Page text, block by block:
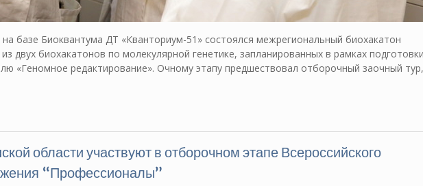
базе Биоквантума ДТ «Кванториум-51» состоялся межрегиональный биохакатон
двух биохакатонов по молекулярной генетике, запланированных в рамках
«Геномное редактирование». Очному этапу предшествовал отборочный заочный тур,
области участвуют в отборочном этапе Всероссийского
“Профессионалы”